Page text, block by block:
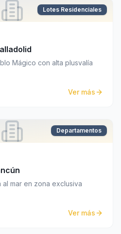
Lotes Residenciales
Mágico con alta plusvalía
Ver más
Departamentos
mar en zona exclusiva
Ver más